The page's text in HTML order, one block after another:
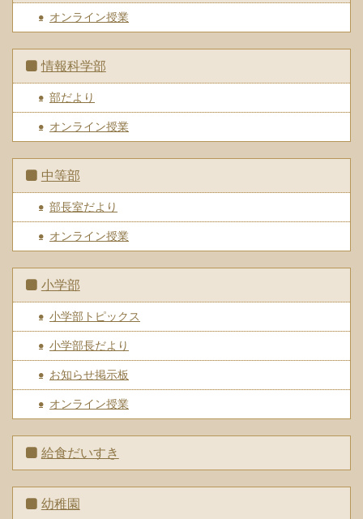
オンライン授業
情報科学部
部だより
オンライン授業
中等部
部長室だより
オンライン授業
小学部
小学部トピックス
小学部長だより
お知らせ掲示板
オンライン授業
給食だいすき
幼稚園